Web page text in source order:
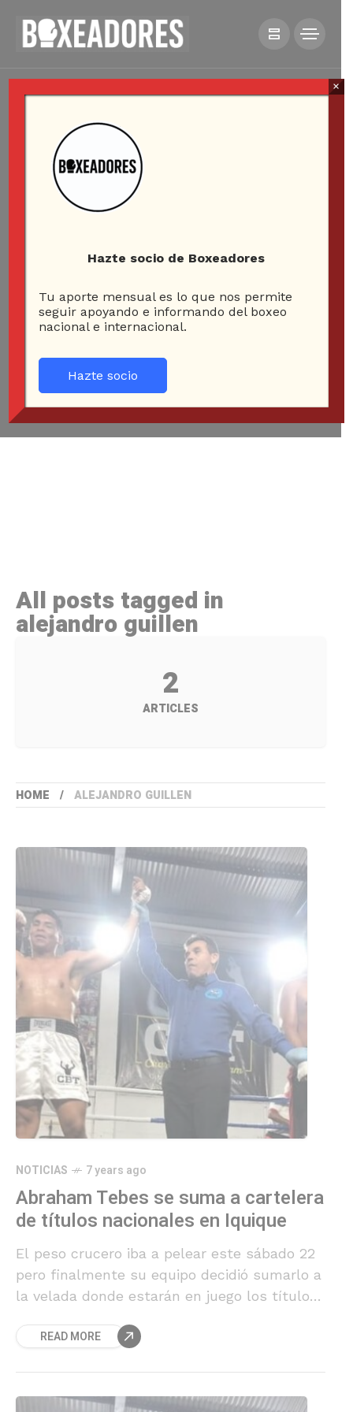
All posts tagged in
alejandro guillen
2
ARTICLES
HOME ALEJANDRO GUILLEN
NOTICIAS 7 years ago
Abraham Tebes se suma a cartelera
de títulos nacionales en Iquique
El peso crucero iba a pelear este sábado 22
pero finalmente su equipo decidió sumarlo a
la velada donde estarán en juego los títulos
READ MORE
Hazte socio de Boxeadores
Tu aporte mensual es lo que nos permite
seguir apoyando e informando del boxeo
nacional e internacional.
Hazte socio
×